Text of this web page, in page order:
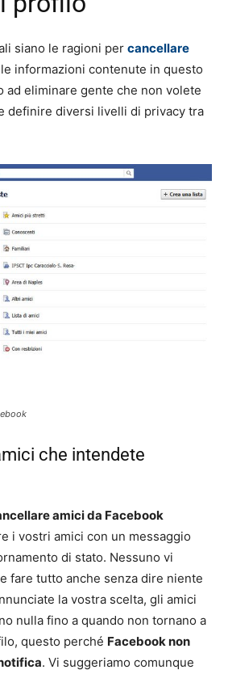
siano le ragioni per cancellare
informazioni contenute in questo
ad eliminare gente che non volete
definire diversi livelli di privacy tra
che intendete
amici da Facebook
i vostri amici con un messaggio
di stato. Nessuno vi
fare tutto anche senza dire niente
la vostra scelta, gli amici
nulla fino a quando non tornano a
questo perché Facebook non
. Vi suggeriamo comunque